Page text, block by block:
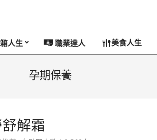
人生 職業達人 美食人生
孕期保養
解霜